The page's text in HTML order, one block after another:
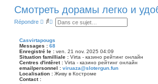
Смотреть дорамы легко и
Répondre
R
h
e
r
c
h
e
r
R
h
e
r
c
h
e
a
Casvirtapougs
Messages : 68
Enregistré le : ven. 21 nov. 2025 04:09
Situation familliale : Virta - казино рейтинг онлайн
Centres d'intêret : Virta - казино рейтинг онлайн
emailpersonnel : viruaza@slotergun.fun
Localisation : Живу в Костроме
Contact :